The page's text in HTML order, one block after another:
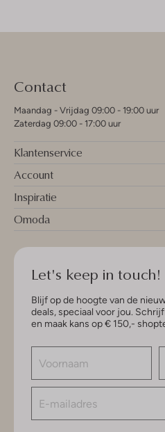
Contact
Maandag - Vrijdag 09:00 - 19:00 uur
Zaterdag 09:00 - 17:00 uur
Klantenservice
Account
Inspiratie
Omoda
Let's keep in touch!
Blijf op de hoogte van de
deals, speciaal voor jou.
en maak kans op € 150,-